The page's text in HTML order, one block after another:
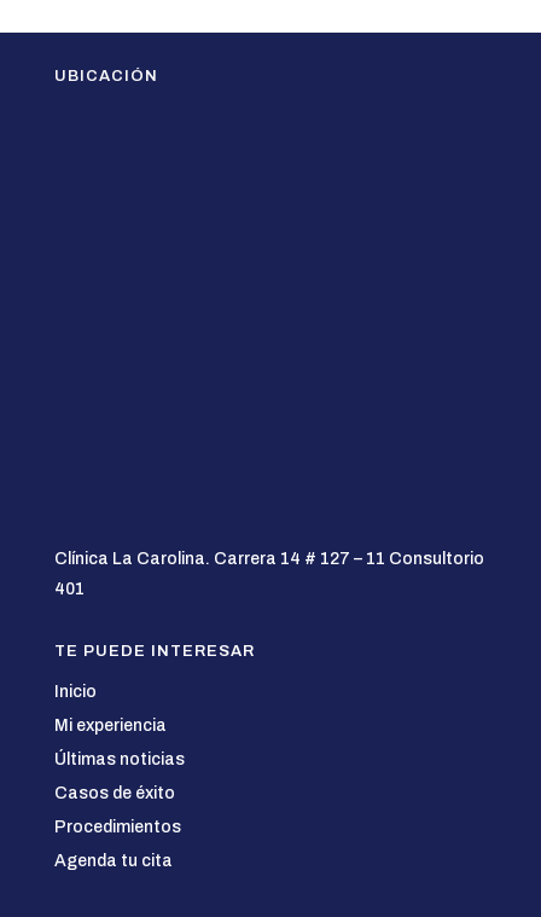
UBICACIÓN
Clínica La Carolina. Carrera 14 # 127 – 11 Consultorio
401
TE PUEDE INTERESAR
Inicio
Mi experiencia
Últimas noticias
Casos de éxito
Procedimientos
Agenda tu cita